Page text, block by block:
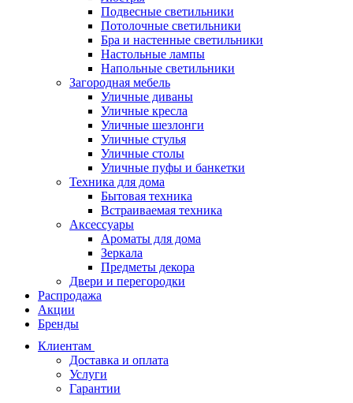
Подвесные светильники
Потолочные светильники
Бра и настенные светильники
Настольные лампы
Напольные светильники
Загородная мебель
Уличные диваны
Уличные кресла
Уличные шезлонги
Уличные стулья
Уличные столы
Уличные пуфы и банкетки
Техника для дома
Бытовая техника
Встраиваемая техника
Аксессуары
Ароматы для дома
Зеркала
Предметы декора
Двери и перегородки
Распродажа
Акции
Бренды
Клиентам
Доставка и оплата
Услуги
Гарантии